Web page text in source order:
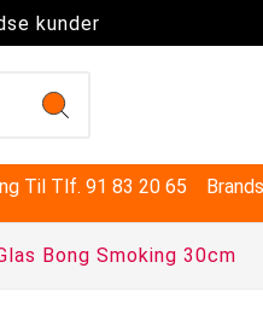
kunder
Til Tlf. 91 83 20 65 Brands
Bong Smoking 30cm